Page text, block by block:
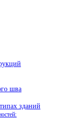
шва
зданий